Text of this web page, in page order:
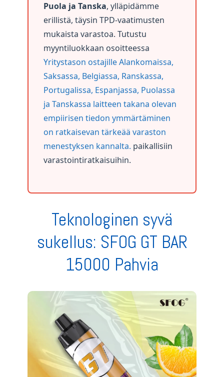
Puola ja Tanska, ylläpidämme
erillistä, täysin TPD-vaatimusten
mukaista varastoa. Tutustu
myyntiluokkaan osoitteessa
Yritystason ostajille Alankomaissa,
Saksassa, Belgiassa, Ranskassa,
Portugalissa, Espanjassa, Puolassa
ja Tanskassa laitteen takana olevan
empiirisen tiedon ymmärtäminen
on ratkaisevan tärkeää varaston
menestyksen kannalta. paikallisiin
varastointiratkaisuihin.
Teknologinen syvä
sukellus: SFOG GT BAR
15000 Pahvia